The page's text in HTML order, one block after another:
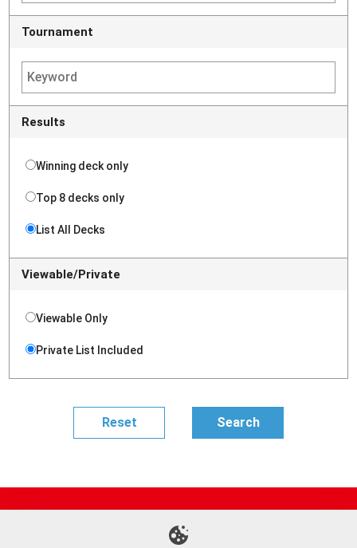
Tournament
Results
Winning deck only
Top 8 decks only
List All Decks
Viewable/Private
Viewable Only
Private List Included